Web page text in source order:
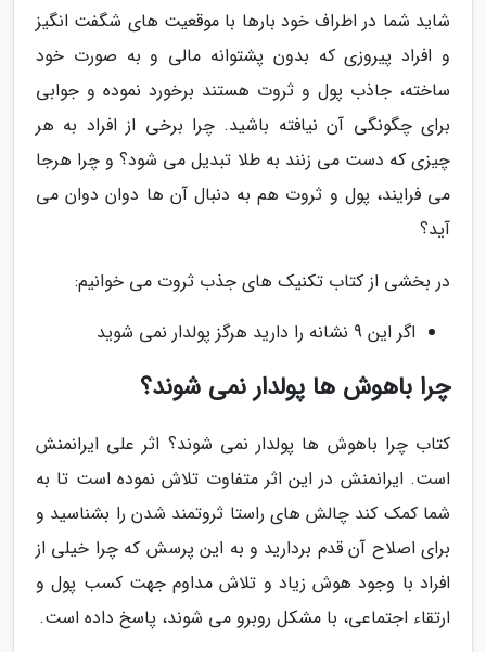
شاید شما در اطراف خود بارها با موقعیت های شگفت انگیز
و افراد پیروزی که بدون پشتوانه مالی و به صورت خود
ساخته، جاذب پول و ثروت هستند برخورد نموده و جوابی
برای چگونگی آن نیافته باشید. چرا برخی از افراد به هر
چیزی که دست می زنند به طلا تبدیل می شود؟ و چرا هرجا
می فرایند، پول و ثروت هم به دنبال آن ها دوان دوان می
آید؟
در بخشی از کتاب تکنیک های جذب ثروت می خوانیم:
اگر این 9 نشانه را دارید هرگز پولدار نمی شوید
چرا باهوش ها پولدار نمی شوند؟
کتاب چرا باهوش ها پولدار نمی شوند؟ اثر علی ایرانمنش
است. ایرانمنش در این اثر متفاوت تلاش نموده است تا به
شما کمک کند چالش های راستا ثروتمند شدن را بشناسید و
برای اصلاح آن قدم بردارید و به این پرسش که چرا خیلی از
افراد با وجود هوش زیاد و تلاش مداوم جهت کسب پول و
ارتقاء اجتماعی، با مشکل روبرو می شوند، پاسخ داده است.